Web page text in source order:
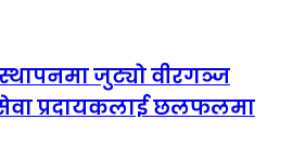
जुट्यो वीरगञ्ज
प्रदायकलाई छलफलमा